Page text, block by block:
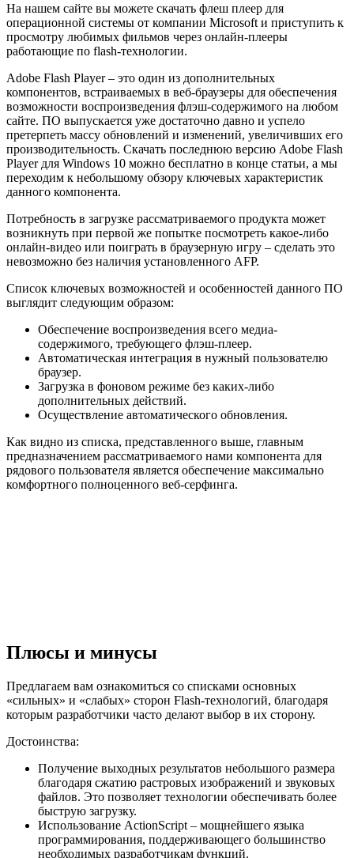
На нашем сайте вы можете скачать флеш плеер для
операционной системы от компании Microsoft и приступить к
просмотру любимых фильмов через онлайн-плееры
работающие по flash-технологии.
Adobe Flash Player – это один из дополнительных
компонентов, встраиваемых в веб-браузеры для обеспечения
возможности воспроизведения флэш-содержимого на любом
сайте. ПО выпускается уже достаточно давно и успело
претерпеть массу обновлений и изменений, увеличивших его
производительность. Скачать последнюю версию Adobe Flash
Player для Windows 10 можно бесплатно в конце статьи, а мы
переходим к небольшому обзору ключевых характеристик
данного компонента.
Потребность в загрузке рассматриваемого продукта может
возникнуть при первой же попытке посмотреть какое-либо
онлайн-видео или поиграть в браузерную игру – сделать это
невозможно без наличия установленного AFP.
Список ключевых возможностей и особенностей данного ПО
выглядит следующим образом:
Обеспечение воспроизведения всего медиа-
содержимого, требующего флэш-плеер.
Автоматическая интеграция в нужный пользователю
браузер.
Загрузка в фоновом режиме без каких-либо
дополнительных действий.
Осуществление автоматического обновления.
Как видно из списка, представленного выше, главным
предназначением рассматриваемого нами компонента для
рядового пользователя является обеспечение максимально
комфортного полноценного веб-серфинга.
Плюсы и минусы
Предлагаем вам ознакомиться со списками основных
«сильных» и «слабых» сторон Flash-технологий, благодаря
которым разработчики часто делают выбор в их сторону.
Достоинства:
Получение выходных результатов небольшого размера
благодаря сжатию растровых изображений и звуковых
файлов. Это позволяет технологии обеспечивать более
быструю загрузку.
Использование ActionScript – мощнейшего языка
программирования, поддерживающего большинство
необходимых разработчикам функций.